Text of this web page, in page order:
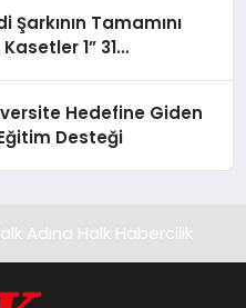
Şarkının Tamamını
1” 31
Hedefine Giden
Desteği
Adına Halk Habercilik